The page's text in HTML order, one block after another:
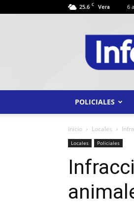
25.6 C Vera 6
POLICIALES
Inicio Locales
Locales Policiales